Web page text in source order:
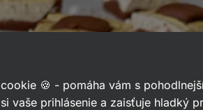
🍪 - pomáha vám s
vaše prihlásenie a zaisťuje hladký